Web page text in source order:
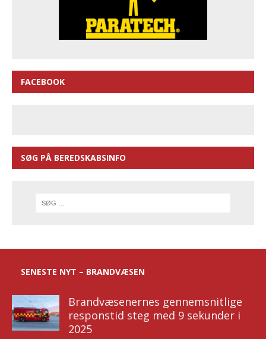
FACEBOOK
SØG PÅ BEREDSKABSINFO
SENESTE NYT – BRANDVÆSEN
Brandvæsenernes gennemsnitlige
responstid steg med 9 sekunder i
2025